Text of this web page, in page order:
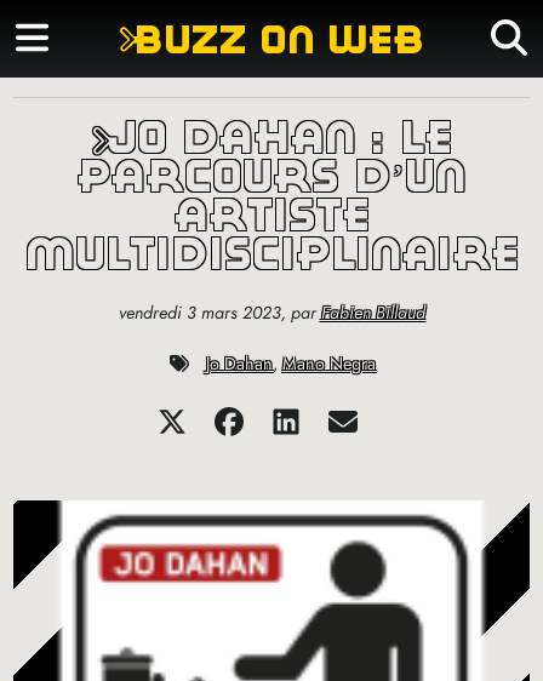
buzz on web
jo dahan : le
parcours d’un
artiste
multidisciplinaire
vendredi 3 mars 2023, parFabien Billaud
Jo Dahan,Mano Negra